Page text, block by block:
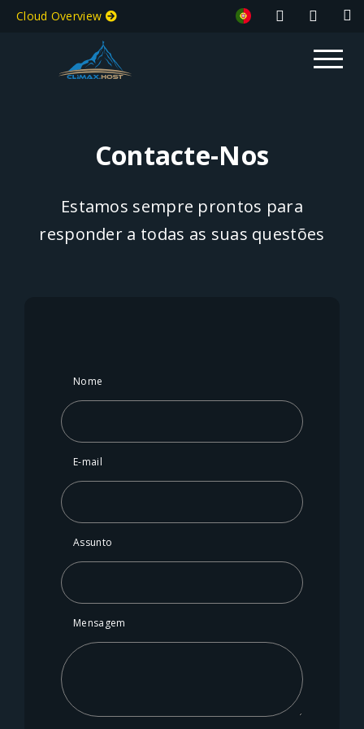
Cloud Overview
Contacte-Nos
Estamos sempre prontos para
responder a todas as suas questões
Nome
E-mail
Assunto
Mensagem